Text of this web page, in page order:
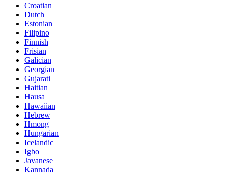
Croatian
Dutch
Estonian
Filipino
Finnish
Frisian
Galician
Georgian
Gujarati
Haitian
Hausa
Hawaiian
Hebrew
Hmong
Hungarian
Icelandic
Igbo
Javanese
Kannada